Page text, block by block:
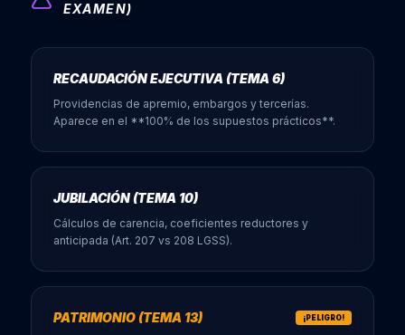
EXAMEN)
RECAUDACIÓN EJECUTIVA (TEMA 6)
Providencias de apremio, embargos y tercerías.
Aparece en el **100% de los supuestos prácticos**.
JUBILACIÓN (TEMA 10)
Cálculos de carencia, coeficientes reductores y
anticipada (Art. 207 vs 208 LGSS).
PATRIMONIO (TEMA 13) ¡PELIGRO!